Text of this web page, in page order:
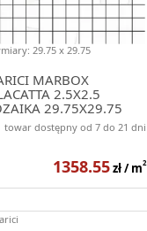
MARBOX
2.5X2.5
29.75X29.75
29.75 x 29.75
towar dostępny od 7 do 21 dni
1358.55zł / m2